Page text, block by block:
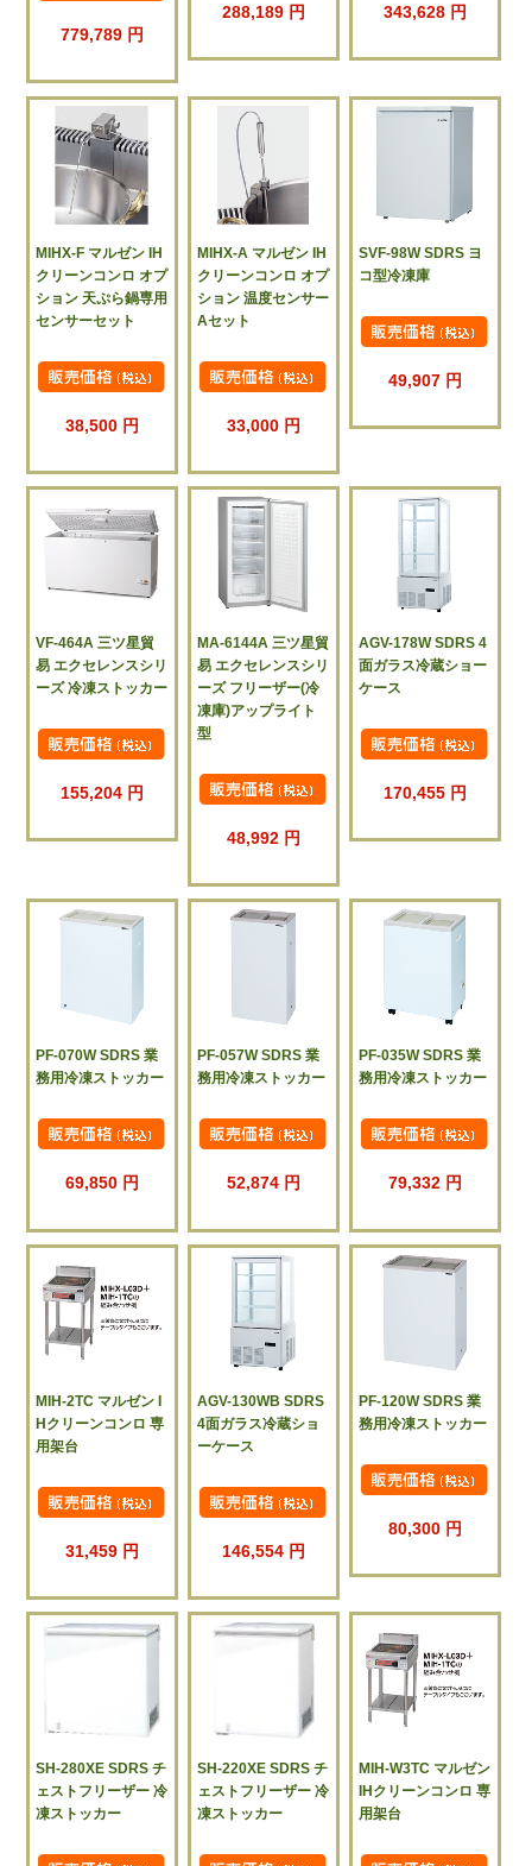
779,789 円
288,189 円 343,628 円
MIHX-F マルゼン IH
クリーンコンロ オプ
ション 天ぷら鍋専用
センサーセット
38,500 円
MIHX-A マルゼン IH
クリーンコンロ オプ
ション 温度センサー
Aセット
33,000 円
SVF-98W SDRS ヨ
コ型冷凍庫
49,907 円
VF-464A 三ツ星貿
易 エクセレンスシリ
ーズ 冷凍ストッカー
155,204 円
MA-6144A 三ツ星貿
易 エクセレンスシリ
ーズ フリーザー(冷
凍庫)アップライト
型
48,992 円
AGV-178W SDRS 4
面ガラス冷蔵ショー
ケース
170,455 円
PF-070W SDRS 業
務用冷凍ストッカー
69,850 円
PF-057W SDRS 業
務用冷凍ストッカー
52,874 円
PF-035W SDRS 業
務用冷凍ストッカー
79,332 円
MIH-2TC マルゼン I
Hクリーンコンロ 専
用架台
31,459 円
AGV-130WB SDRS
4面ガラス冷蔵ショ
ーケース
146,554 円
PF-120W SDRS 業
務用冷凍ストッカー
80,300 円
SH-280XE SDRS チ
ェストフリーザー 冷
凍ストッカー
SH-220XE SDRS チ
ェストフリーザー 冷
凍ストッカー
MIH-W3TC マルゼン
IHクリーンコンロ 専
用架台